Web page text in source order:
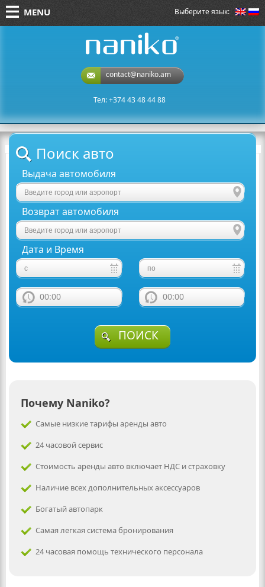
Выберите язык:
MENU
contact@naniko.am
Тел: +374 43 48 44 88
Поиск авто
Выдача автомобиля
Возврат автомобиля
Дата и Время
00:00 00:00
ПОИСК
Почему Naniko?
Самые низкие тарифы аренды авто
24 часовой сервис
Стоимость аренды авто включает НДС и страховку
Наличие всех дополнительных аксессуаров
Богатый автопарк
Самая легкая система бронирования
24 часовая помощь технического персонала